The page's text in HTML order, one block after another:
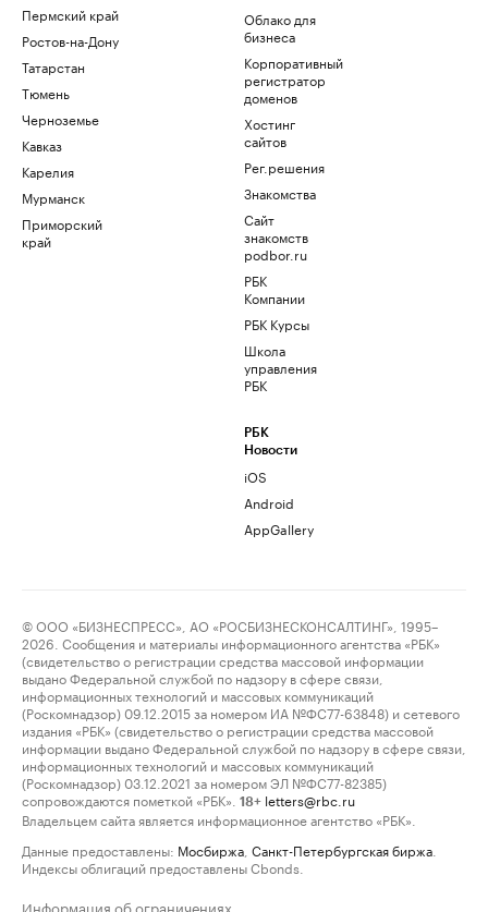
Пермский край
Ростов-на-Дону
Татарстан
Тюмень
Черноземье
Кавказ
Карелия
Мурманск
Приморский
край
Облако для
бизнеса
Корпоративный
регистратор
доменов
Хостинг
сайтов
Рег.решения
Знакомства
Сайт
знакомств
podbor.ru
РБК
Компании
РБК Курсы
Школа
управления
РБК
РБК
Новости
iOS
Android
AppGallery
© ООО «БИЗНЕСПРЕСС», АО «РОСБИЗНЕСКОНСАЛТИНГ», 1995–
2026. Сообщения и материалы информационного агентства «РБК»
(свидетельство о регистрации средства массовой информации
выдано Федеральной службой по надзору в сфере связи,
информационных технологий и массовых коммуникаций
(Роскомнадзор) 09.12.2015 за номером ИА №ФС77-63848) и сетевого
издания «РБК» (свидетельство о регистрации средства массовой
информации выдано Федеральной службой по надзору в сфере связи,
информационных технологий и массовых коммуникаций
(Роскомнадзор) 03.12.2021 за номером ЭЛ №ФС77-82385)
сопровождаются пометкой «РБК».
18+ letters@rbc.ru
Владельцем сайта является информационное агентство «РБК».
Данные предоставлены: Мосбиржа Санкт-Петербургская биржа
Индексы облигаций предоставлены Cbonds.
Информация об ограничениях